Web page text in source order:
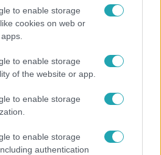
to enable storage
cookies on web or
to enable storage
of the website or app.
to enable storage
to enable storage
authentication
a gyógyulásomhoz